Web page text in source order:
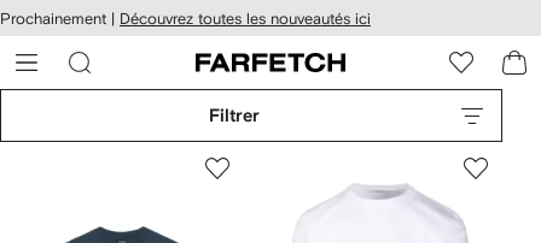
au
principal
Prochainement | Découvrez toutes les nouveautés ici
Filtrer